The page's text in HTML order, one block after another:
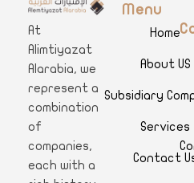
A
limtiyazat Alarabia
At
Alimtiyazat
Alarabia, we
represent a
combination
of
companies,
each with a
Menu
Home
About US
Subsidiary
Services
Contact